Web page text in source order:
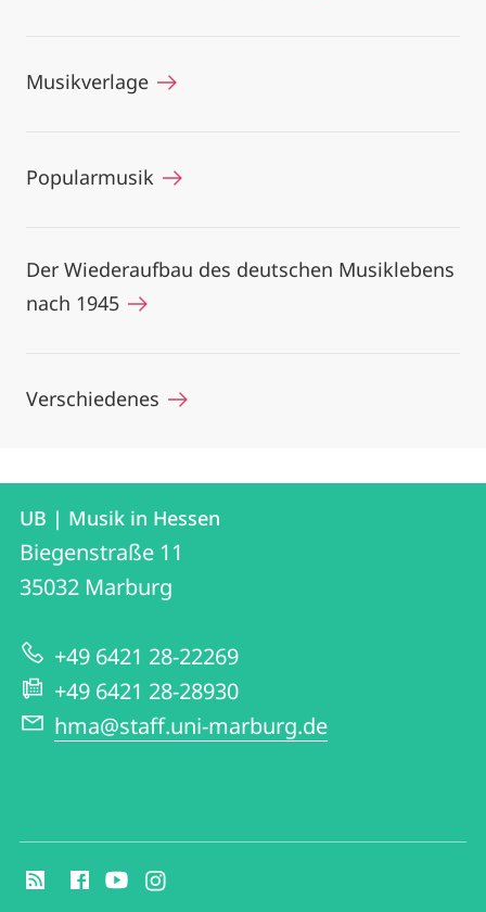
Musikverlage
Popularmusik
Der Wiederaufbau des deutschen Musiklebens
nach 1945
Verschiedenes
Kontakt
und
Informationen
zur
Website
Kontaktinformationen
UB
|
Musik
in
Hessen
UB | Musik in Hessen
Biegenstraße 11
35032 Marburg
+49 6421 28-22269
+49 6421 28-28930
hma@staff.uni-marburg.de
Media